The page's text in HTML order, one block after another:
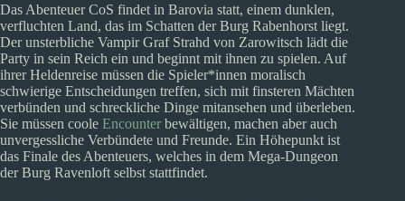
Das Abenteuer CoS findet in Barovia statt, einem dunklen,
verfluchten Land, das im Schatten der Burg Rabenhorst liegt.
Der unsterbliche Vampir Graf Strahd von Zarowitsch lädt die
Party in sein Reich ein und beginnt mit ihnen zu spielen. Auf
ihrer Heldenreise müssen die Spieler*innen moralisch
schwierige Entscheidungen treffen, sich mit finsteren Mächten
verbünden und schreckliche Dinge mitansehen und überleben.
Sie müssen coole Encounter bewältigen, machen aber auch
unvergessliche Verbündete und Freunde. Ein Höhepunkt ist
das Finale des Abenteuers, welches in dem Mega-Dungeon
der Burg Ravenloft selbst stattfindet.